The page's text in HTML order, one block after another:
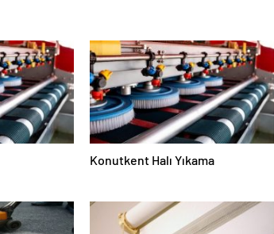
Konutkent Halı Yıkama